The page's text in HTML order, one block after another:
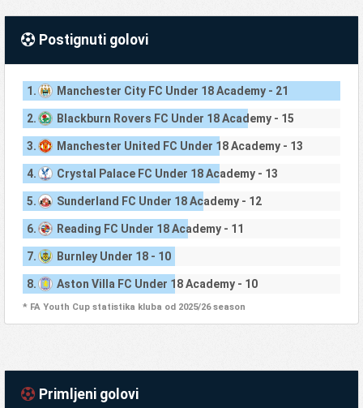
Postignuti golovi
1. Manchester City FC Under 18 Academy - 21
2. Blackburn Rovers FC Under 18 Academy - 15
3. Manchester United FC Under 18 Academy - 13
4. Crystal Palace FC Under 18 Academy - 13
5. Sunderland FC Under 18 Academy - 12
6. Reading FC Under 18 Academy - 11
7. Burnley Under 18 - 10
8. Aston Villa FC Under 18 Academy - 10
* FA Youth Cup statistika kluba od 2025/26 season
Primljeni golovi